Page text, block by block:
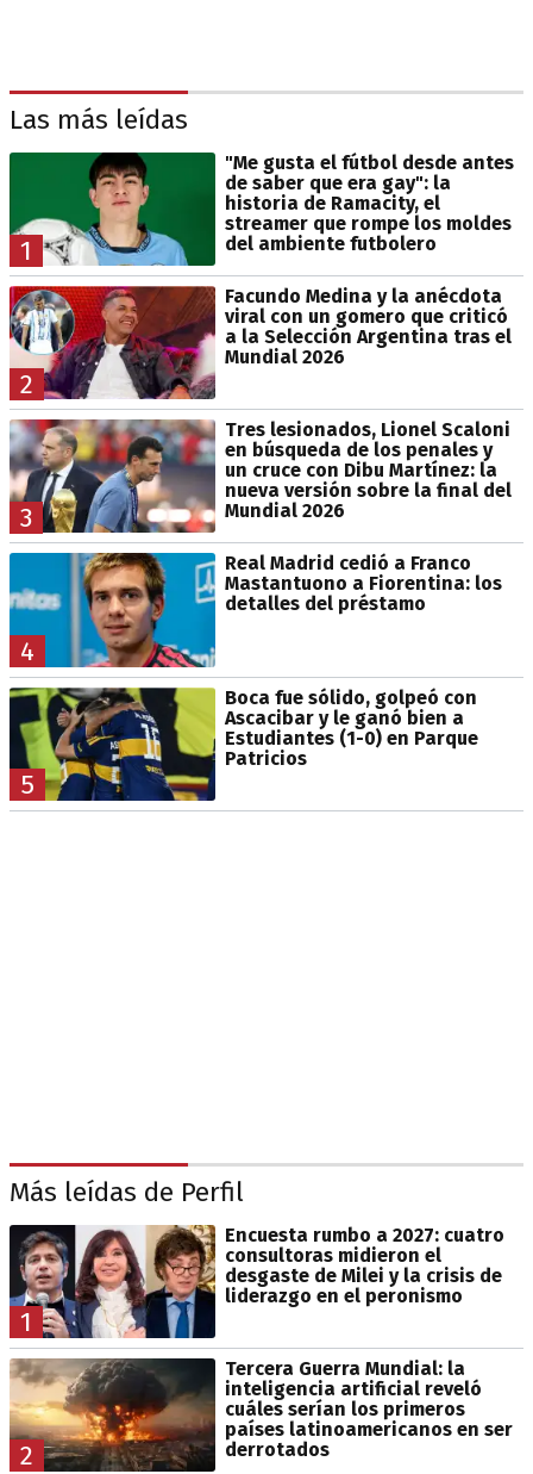
Las más leídas
1
"Me gusta el fútbol desde antes
de saber que era gay": la
historia de Ramacity, el
streamer que rompe los moldes
del ambiente futbolero
2
Facundo Medina y la anécdota
viral con un gomero que criticó
a la Selección Argentina tras el
Mundial 2026
3
Tres lesionados, Lionel Scaloni
en búsqueda de los penales y
un cruce con Dibu Martínez: la
nueva versión sobre la final del
Mundial 2026
4
Real Madrid cedió a Franco
Mastantuono a Fiorentina: los
detalles del préstamo
5
Boca fue sólido, golpeó con
Ascacibar y le ganó bien a
Estudiantes (1-0) en Parque
Patricios
Más leídas de Perfil
1
Encuesta rumbo a 2027: cuatro
consultoras midieron el
desgaste de Milei y la crisis de
liderazgo en el peronismo
2
Tercera Guerra Mundial: la
inteligencia artificial reveló
cuáles serían los primeros
países latinoamericanos en ser
derrotados